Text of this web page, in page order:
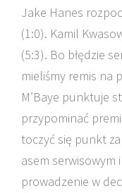
Jake Hanes
(1:0). Kamil
(5:3). Bo błędzie
mieliśmy remis na
M’Baye punktuje
przypominać
toczyć się punkt
asem serwisowym
prowadzenie w